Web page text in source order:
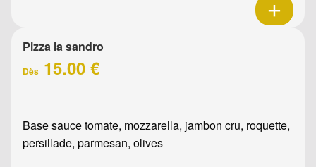
Pizza la sandro
Dès 15.00 €
Base sauce tomate, mozzarella, jambon cru, roquette,
persillade, parmesan, olives